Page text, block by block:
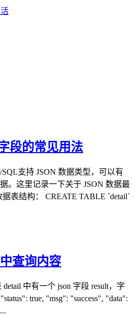
段的常见用法
支持 JSON 数据类型，可以有
。这里记录一下关于 JSON 数据最
表结构： CREATE TABLE `detail`
查询内容
中有一个 json 字段 result，字
true, "msg": "success", "data":